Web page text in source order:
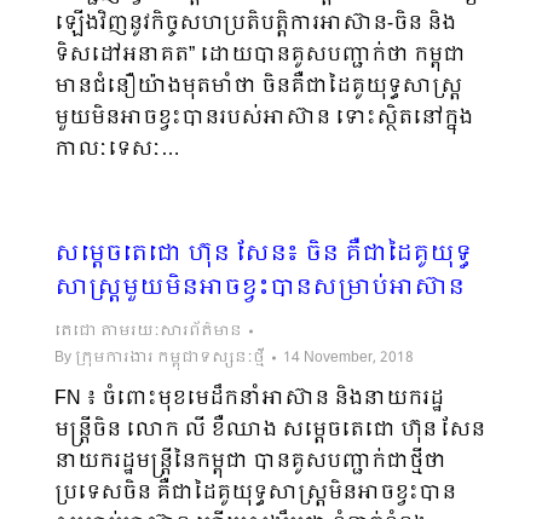
ឡើងវិញនូវកិច្ចសហប្រតិបត្តិការអាស៊ាន-ចិន និង
ទិសដៅអនាគត” ដោយបានគូសបញ្ជាក់ថា កម្ពុជា
មានជំនឿយ៉ាងមុតមាំថា ចិនគឺជាដៃគូយុទ្ធសាស្រ្ត
មួយមិនអាចខ្វះបានរបស់អាស៊ាន ទោះស្ថិតនៅក្នុង
កាលៈទេសៈ…
សម្តេចតេជោ ហ៊ុន សែន៖ ចិន គឺជាដៃគូយុទ្ធ
សាស្ត្រមួយមិនអាចខ្វះបានសម្រាប់អាស៊ាន
តេជោ តាមរយៈសារព័ត៌មាន
By ក្រុមការងារ កម្ពុជាទស្សនៈថ្មី 14 November, 2018
FN ៖ ចំពោះមុខមេដឹកនាំអាស៊ាន និងនាយករដ្ឋ
មន្ត្រីចិន លោក លី ខឺឈាង សម្តេចតេជោ ហ៊ុន សែន
នាយករដ្ឋមន្ត្រីនៃកម្ពុជា បានគូសបញ្ជាក់ជាថ្មីថា
ប្រទេសចិន គឺជាដៃគូយុទ្ធសាស្ត្រមិនអាចខ្វះបាន